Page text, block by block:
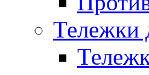
Тележки